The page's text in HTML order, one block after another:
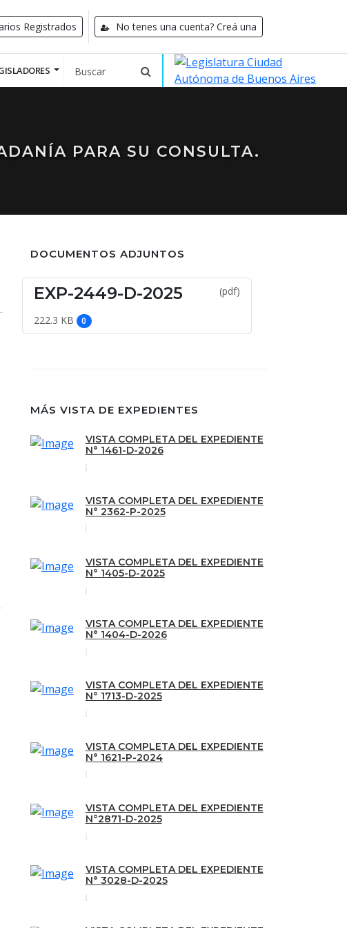
Registrados No tenes una cuenta? Creá una
PARA SU CONSULTA.
DOCUMENTOS ADJUNTOS
EXP-2449-D-2025 (pdf)
222.3 KB 0
MÁS VISTA DE EXPEDIENTES
VISTA COMPLETA DEL EXPEDIENTE
N° 1461-D-2026
VISTA COMPLETA DEL EXPEDIENTE
N° 2362-P-2025
VISTA COMPLETA DEL EXPEDIENTE
N° 1405-D-2025
VISTA COMPLETA DEL EXPEDIENTE
N° 1404-D-2026
VISTA COMPLETA DEL EXPEDIENTE
N° 1713-D-2025
VISTA COMPLETA DEL EXPEDIENTE
N° 1621-P-2024
VISTA COMPLETA DEL EXPEDIENTE
N°2871-D-2025
VISTA COMPLETA DEL EXPEDIENTE
N° 3028-D-2025